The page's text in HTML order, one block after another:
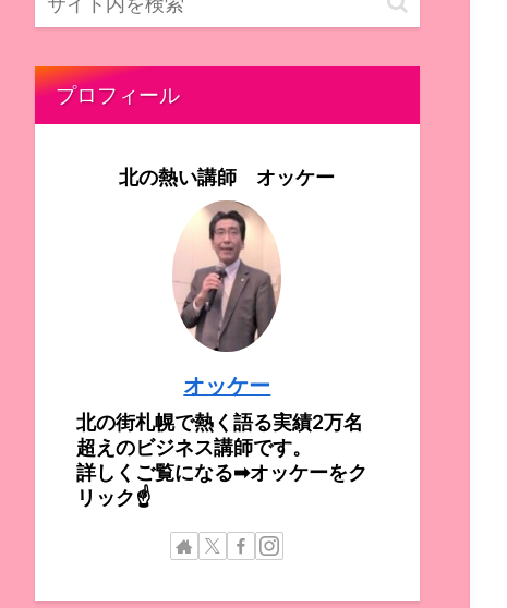
プロフィール
北の熱い講師 オッケー
オッケー
北の街札幌で熱く語る実績2万名
超えのビジネス講師です。
詳しくご覧になる➡オッケーをク
リック☝